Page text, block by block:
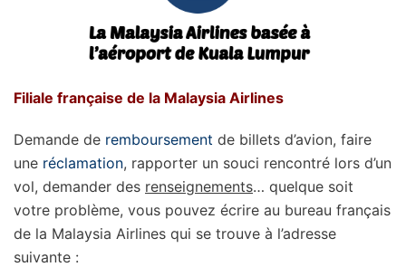
Filiale française de la Malaysia Airlines
Demande de remboursement de billets d’avion, faire
une réclamation, rapporter un souci rencontré lors d’un
vol, demander des renseignements… quelque soit
votre problème, vous pouvez écrire au bureau français
de la Malaysia Airlines qui se trouve à l’adresse
suivante :